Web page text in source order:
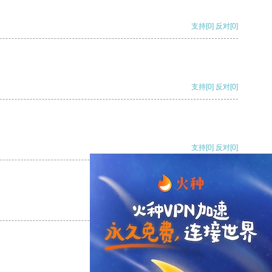
支持[0] 反对[0]
支持[0] 反对[0]
支持[0] 反对[0]
支持[0] 反对
支持